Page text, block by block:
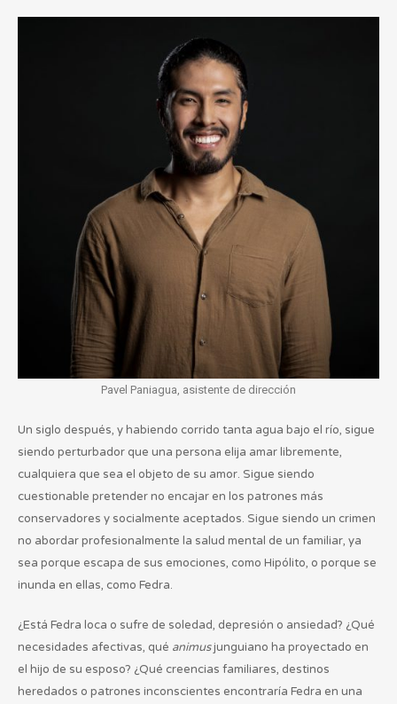
Pavel Paniagua, asistente de dirección
Un siglo después, y habiendo corrido tanta agua bajo el río, sigue
siendo perturbador que una persona elija amar libremente,
cualquiera que sea el objeto de su amor. Sigue siendo
cuestionable pretender no encajar en los patrones más
conservadores y socialmente aceptados. Sigue siendo un crimen
no abordar profesionalmente la salud mental de un familiar, ya
sea porque escapa de sus emociones, como Hipólito, o porque se
inunda en ellas, como Fedra.
¿Está Fedra loca o sufre de soledad, depresión o ansiedad? ¿Qué
necesidades afectivas, qué animusjunguiano ha proyectado en
el hijo de su esposo? ¿Qué creencias familiares, destinos
heredados o patrones inconscientes encontraría Fedra en una